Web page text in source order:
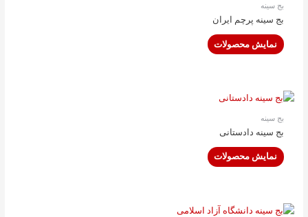
بج سینه
بج سینه پرچم ایران
نمایش محصولات
بج سینه
بج سینه دادستانی
نمایش محصولات